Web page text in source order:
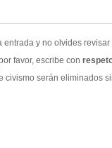
entrada y no olvides revisar
favor, escribe con
civismo serán eliminados